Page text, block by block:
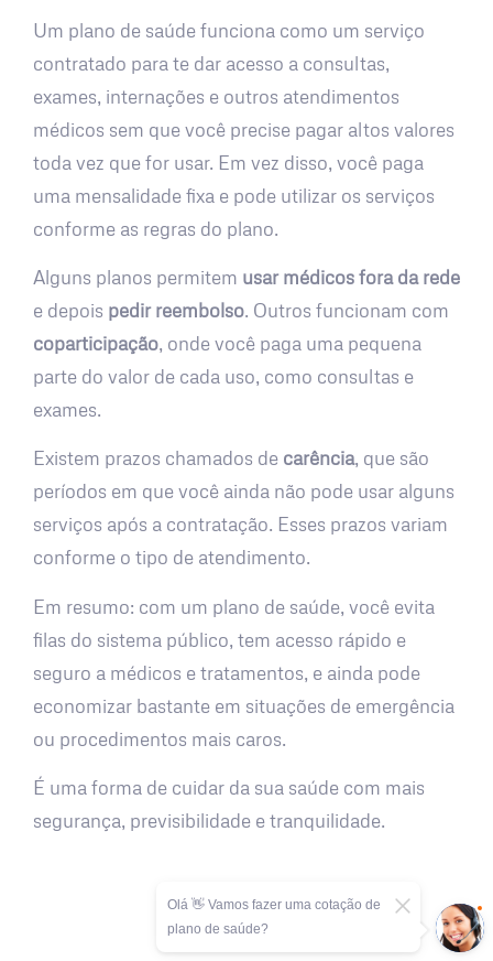
Um plano de saúde funciona como um serviço
contratado para te dar acesso a consultas,
exames, internações e outros atendimentos
médicos sem que você precise pagar altos valores
toda vez que for usar. Em vez disso, você paga
uma mensalidade fixa e pode utilizar os serviços
conforme as regras do plano.
Alguns planos permitem usar médicos fora da rede
e depois pedir reembolso. Outros funcionam com
coparticipação, onde você paga uma pequena
parte do valor de cada uso, como consultas e
exames.
Existem prazos chamados de carência, que são
períodos em que você ainda não pode usar alguns
serviços após a contratação. Esses prazos variam
conforme o tipo de atendimento.
Em resumo: com um plano de saúde, você evita
filas do sistema público, tem acesso rápido e
seguro a médicos e tratamentos, e ainda pode
economizar bastante em situações de emergência
ou procedimentos mais caros.
É uma forma de cuidar da sua saúde com mais
segurança, previsibilidade e tranquilidade.
Olá 👋 Vamos fazer uma cotação de
plano de saúde?